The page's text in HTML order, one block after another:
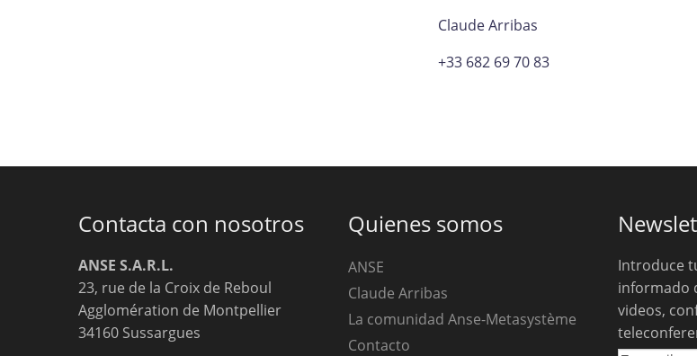
Claude Arribas
+33 682 69 70 83
Contacta con nosotros
ANSE S.A.R.L.
23, rue de la Croix de Reboul
Agglomération de Montpellier
34160 Sussargues
Quienes somos
ANSE
Claude Arribas
La comunidad Anse-Metasystème
Contacto
Introduce
informado
videos,